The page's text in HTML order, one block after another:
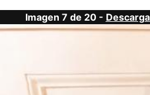
Imagen 7 de 20 -